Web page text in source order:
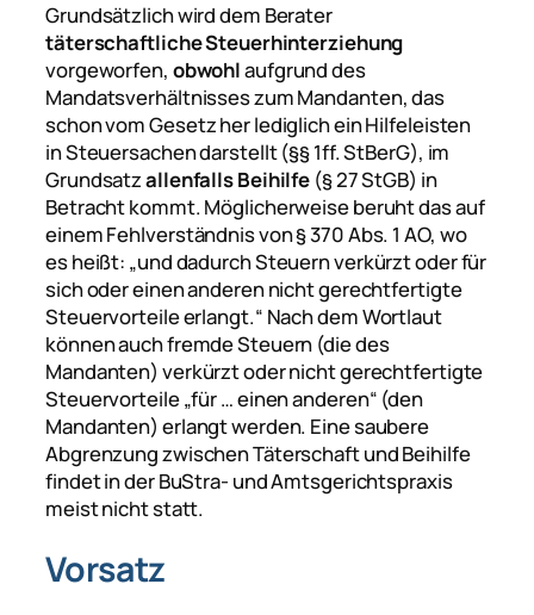
Grundsätzlich wird dem Berater
täterschaftliche Steuerhinterziehung
vorgeworfen, obwohlaufgrund des
Mandatsverhältnisses zum Mandanten, das
schon vom Gesetz her lediglich ein Hilfeleisten
in Steuersachen darstellt (§§ 1ff. StBerG), im
Grundsatzallenfalls Beihilfe (§ 27 StGB) in
Betracht kommt. Möglicherweise beruht das auf
einem Fehlverständnis von § 370 Abs. 1 AO, wo
es heißt: „und dadurch Steuern verkürzt oder für
sich oder einen anderen nicht gerechtfertigte
Steuervorteile erlangt.“ Nach dem Wortlaut
können auch fremde Steuern (die des
Mandanten) verkürzt oder nicht gerechtfertigte
Steuervorteile„für … einen anderen“ (den
Mandanten) erlangt werden. Eine saubere
Abgrenzung zwischen Täterschaft und Beihilfe
findet in der BuStra- und Amtsgerichtspraxis
meist nicht statt.
Vorsatz